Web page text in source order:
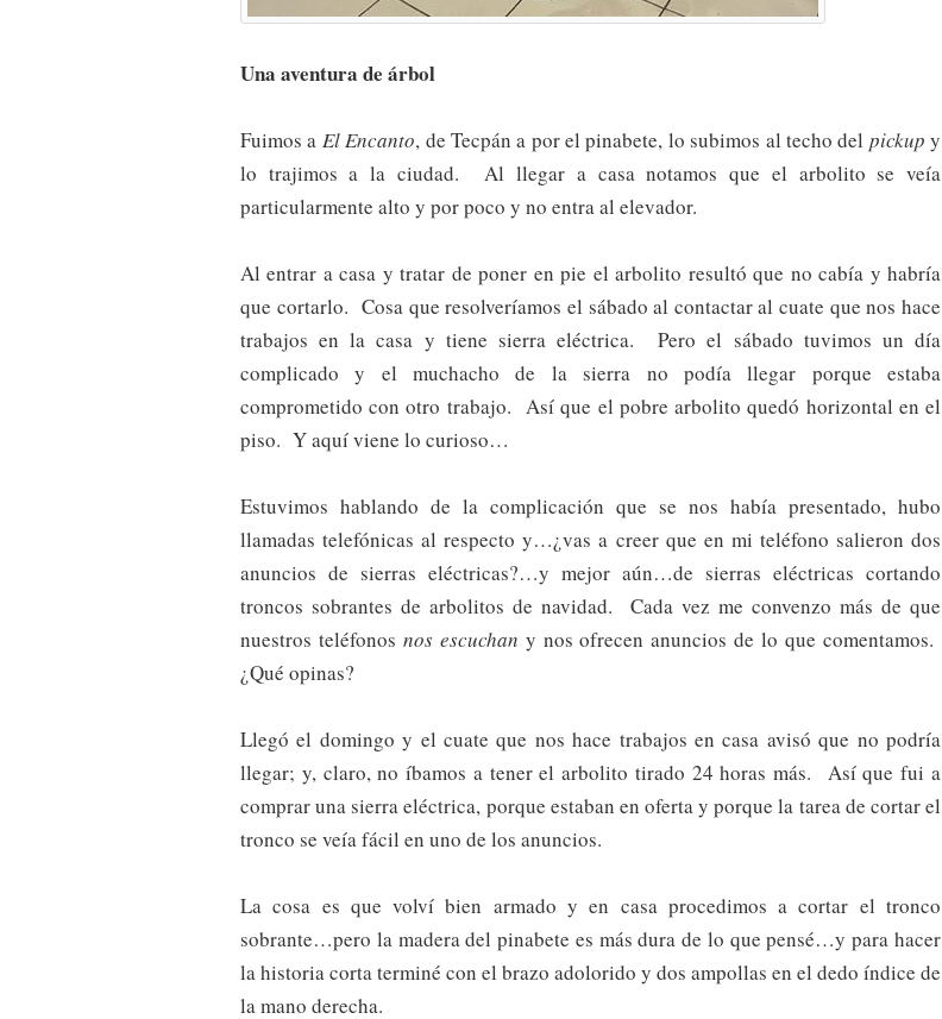
Una aventura de árbol
Fuimos a El Encanto, de Tecpán a por el pinabete, lo subimos al techo del pickup y
lo trajimos a la ciudad. Al llegar a casa notamos que el arbolito se veía
particularmente alto y por poco y no entra al elevador.
Al entrar a casa y tratar de poner en pie el arbolito resultó que no cabía y habría
que cortarlo. Cosa que resolveríamos el sábado al contactar al cuate que nos hace
trabajos en la casa y tiene sierra eléctrica. Pero el sábado tuvimos un día
complicado y el muchacho de la sierra no podía llegar porque estaba
comprometido con otro trabajo. Así que el pobre arbolito quedó horizontal en el
piso. Y aquí viene lo curioso…
Estuvimos hablando de la complicación que se nos había presentado, hubo
llamadas telefónicas al respecto y…¿vas a creer que en mi teléfono salieron dos
anuncios de sierras eléctricas?…y mejor aún…de sierras eléctricas cortando
troncos sobrantes de arbolitos de navidad. Cada vez me convenzo más de que
nuestros teléfonos nos escuchan y nos ofrecen anuncios de lo que comentamos.
¿Qué opinas?
Llegó el domingo y el cuate que nos hace trabajos en casa avisó que no podría
llegar; y, claro, no íbamos a tener el arbolito tirado 24 horas más. Así que fui a
comprar una sierra eléctrica, porque estaban en oferta y porque la tarea de cortar el
tronco se veía fácil en uno de los anuncios.
La cosa es que volví bien armado y en casa procedimos a cortar el tronco
sobrante…pero la madera del pinabete es más dura de lo que pensé…y para hacer
la historia corta terminé con el brazo adolorido y dos ampollas en el dedo índice de
la mano derecha.